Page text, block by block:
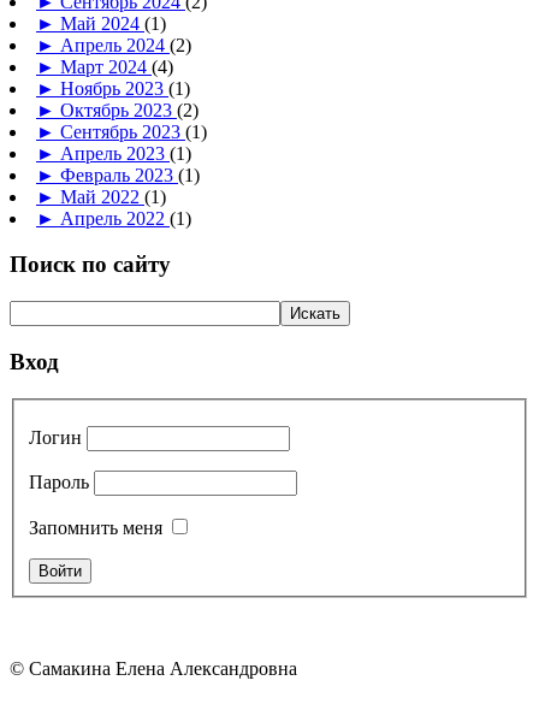
► Май 2024 (1)
► Апрель 2024 (2)
► Март 2024 (4)
► Ноябрь 2023 (1)
► Октябрь 2023 (2)
► Сентябрь 2023 (1)
► Апрель 2023 (1)
► Февраль 2023 (1)
► Май 2022 (1)
► Апрель 2022 (1)
Поиск по сайту
Вход
Логин
Пароль
Запомнить меня
© Самакина Елена Александровна